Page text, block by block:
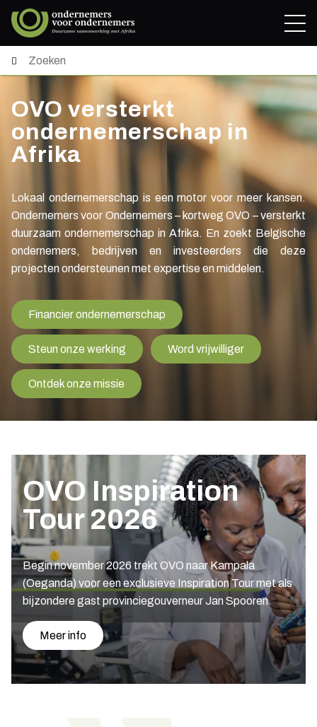
OVO versterkt
ondernemerschap in
Afrika
Lokaal ondernemerschap is een motor voor meer kansen.
Ondernemers voor Ondernemers – kortweg OVO – versterkt
duurzaam ondernemerschap in Afrika. En zoekt Belgische
ondernemers, bedrijven en investeerders die deze
projecten ondersteunen met expertise en middelen.
Financier ondernemerschap
Steun onze werking Word vrijwilliger
Ontdek onze missie
OVO Inspiration
Tour 2026
Begin november 2026 trekt OVO naar Kampala
(Oeganda) voor een exclusieve Inspiration Tour met als
bijzondere gast provinciegouverneur Jan Spooren.
Meer info